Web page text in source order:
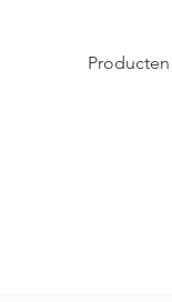
Producten